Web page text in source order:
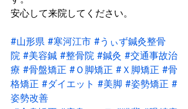
安心して来院してください。
#山形県 #寒河江市 #うぃず鍼灸整骨
院 #美容鍼 #整骨院 #鍼灸 #交通事故治
療 #骨盤矯正 #Ｏ脚矯正 #Ｘ脚矯正 #骨
格矯正 #ダイエット #美脚 #姿勢矯正 #
姿勢改善